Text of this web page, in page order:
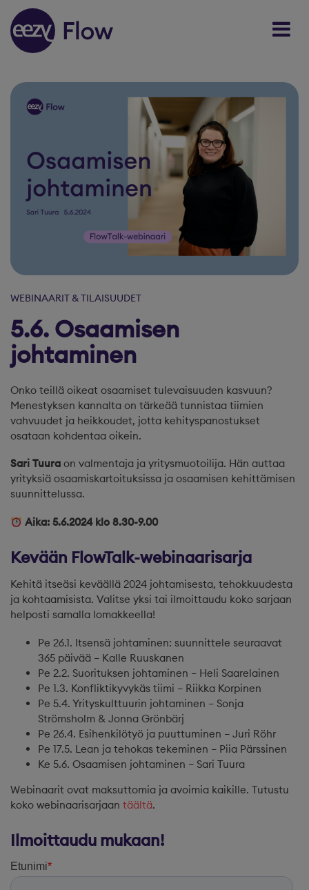
Skip to content
WEBINAARIT & TILAISUUDET
5.6. Osaamisen
johtaminen
Onko teillä oikeat osaamiset tulevaisuuden kasvuun?
Menestyksen kannalta on tärkeää tunnistaa tiimien
vahvuudet ja heikkoudet, jotta kehityspanostukset
osataan kohdentaa oikein.
Sari Tuura on valmentaja ja yritysmuotoilija. Hän auttaa
yrityksiä osaamiskartoituksissa ja osaamisen kehittämisen
suunnittelussa.
Aika: 5.6.2024 klo 8.30-9.00
Kevään FlowTalk-webinaarisarja
Kehitä itseäsi keväällä 2024 johtamisesta, tehokkuudesta
ja kohtaamisista. Valitse yksi tai ilmoittaudu koko sarjaan
helposti samalla lomakkeella!
Pe 26.1. Itsensä johtaminen: suunnittele seuraavat
365 päivää – Kalle Ruuskanen
Pe 2.2. Suorituksen johtaminen – Heli Saarelainen
Pe 1.3. Konfliktikyvykäs tiimi – Riikka Korpinen
Pe 5.4. Yrityskulttuurin johtaminen – Sonja
Strömsholm & Jonna Grönbärj
Pe 26.4. Esihenkilötyö ja puuttuminen – Juri Röhr
Pe 17.5. Lean ja tehokas tekeminen – Piia Pärssinen
Ke 5.6. Osaamisen johtaminen – Sari Tuura
Webinaarit ovat maksuttomia ja avoimia kaikille. Tutustu
koko webinaarisarjaan täältä.
Ilmoittaudu mukaan!